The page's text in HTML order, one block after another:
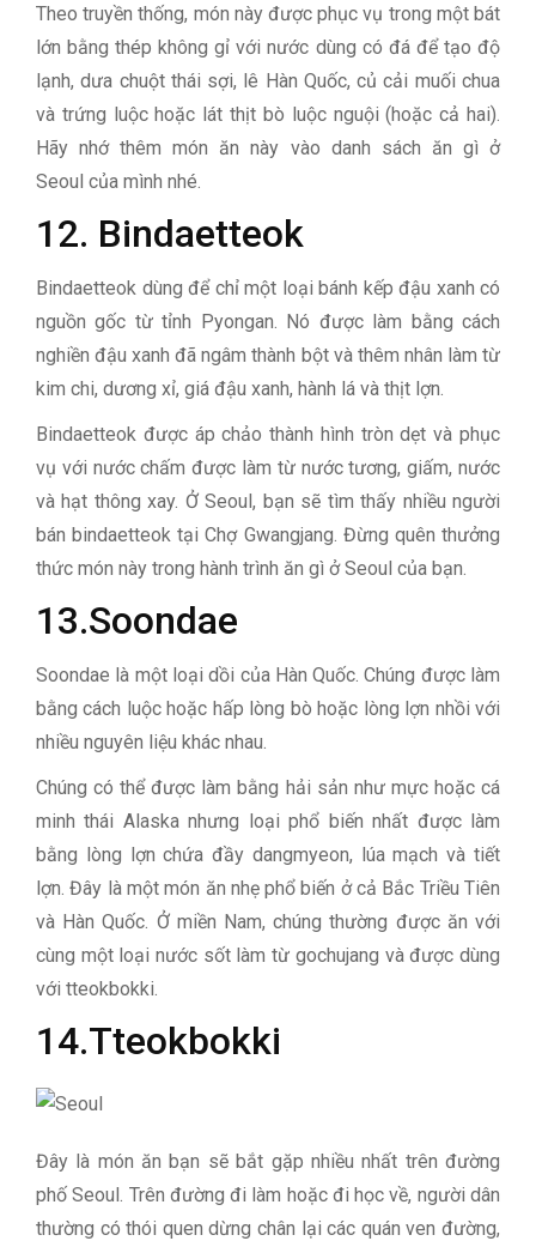
Theo truyền thống, món này được phục vụ trong một bát
lớn bằng thép không gỉ với nước dùng có đá để tạo độ
lạnh, dưa chuột thái sợi, lê Hàn Quốc, củ cải muối chua
và trứng luộc hoặc lát thịt bò luộc nguội (hoặc cả hai).
Hãy nhớ thêm món ăn này vào danh sách ăn gì ở
Seoul của mình nhé.
12. Bindaetteok
Bindaetteok dùng để chỉ một loại bánh kếp đậu xanh có
nguồn gốc từ tỉnh Pyongan. Nó được làm bằng cách
nghiền đậu xanh đã ngâm thành bột và thêm nhân làm từ
kim chi, dương xỉ, giá đậu xanh, hành lá và thịt lợn.
Bindaetteok được áp chảo thành hình tròn dẹt và phục
vụ với nước chấm được làm từ nước tương, giấm, nước
và hạt thông xay. Ở Seoul, bạn sẽ tìm thấy nhiều người
bán bindaetteok tại Chợ Gwangjang. Đừng quên thưởng
thức món này trong hành trình ăn gì ở Seoul của bạn.
13.Soondae
Soondae là một loại dồi của Hàn Quốc. Chúng được làm
bằng cách luộc hoặc hấp lòng bò hoặc lòng lợn nhồi với
nhiều nguyên liệu khác nhau.
Chúng có thể được làm bằng hải sản như mực hoặc cá
minh thái Alaska nhưng loại phổ biến nhất được làm
bằng lòng lợn chứa đầy dangmyeon, lúa mạch và tiết
lợn. Đây là một món ăn nhẹ phổ biến ở cả Bắc Triều Tiên
và Hàn Quốc. Ở miền Nam, chúng thường được ăn với
cùng một loại nước sốt làm từ gochujang và được dùng
với tteokbokki.
14.Tteokbokki
Đây là món ăn bạn sẽ bắt gặp nhiều nhất trên đường
phố Seoul. Trên đường đi làm hoặc đi học về, người dân
thường có thói quen dừng chân lại các quán ven đường,